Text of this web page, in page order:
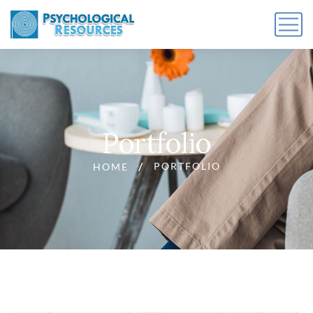
Portfolio
HOME PORTFOLIO